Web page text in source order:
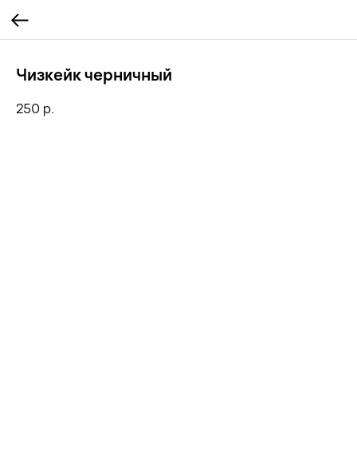
Чизкейк черничный
250 р.